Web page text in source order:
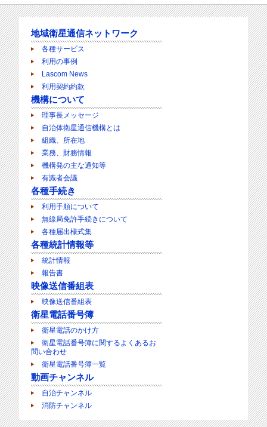
地域衛星通信ネットワーク
各種サービス
利用の事例
Lascom News
利用契約約款
機構について
理事長メッセージ
自治体衛星通信機構とは
組織、所在地
業務、財務情報
機構発の主な通知等
有識者会議
各種手続き
利用手順について
無線局免許手続きについて
各種届出様式集
各種統計情報等
統計情報
報告書
映像送信番組表
映像送信番組表
衛星電話番号簿
衛星電話のかけ方
衛星電話番号簿に関するよくあるお
問い合わせ
衛星電話番号簿一覧
動画チャンネル
自治チャンネル
消防チャンネル